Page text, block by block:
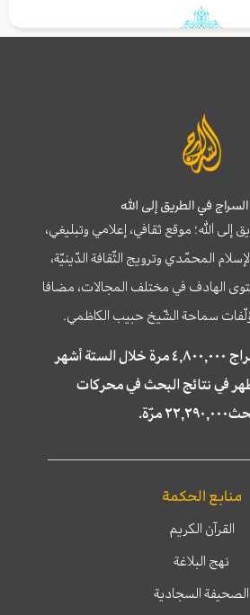
في الطريق إلى الله
إلى الله؛ موقع ثقافي، إعلامي وتبليغي،
المحمّدي وترويج الثّقافة الدّينيّة،
الهادف في مختلف المجالات، مضافا
سماحة الشّيخ حبيب الكاظمي.
تمّت زيارة موقع سراج ٤,٨٠٠,٠٠٠ مرة خلال الستة أشهر
في نتائج البحث في محركات
مرّة.
منابع الحكمة
القرآن الكريم
نهج البلاغة
الصحيفة السجادية